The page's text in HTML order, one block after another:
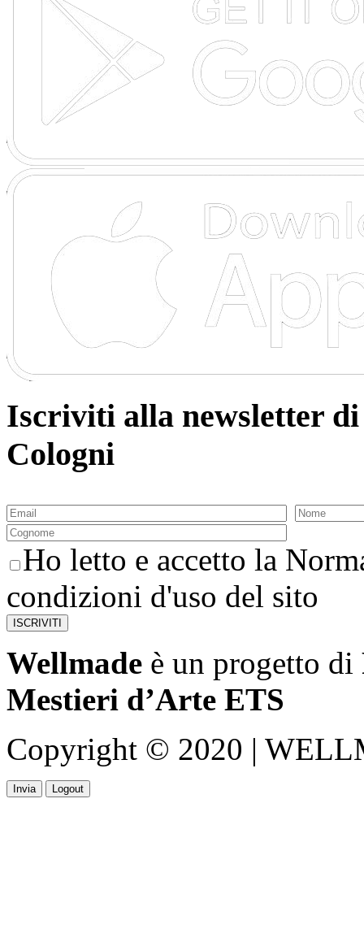
Iscriviti alla newsletter di
Cologni
Ho letto e accetto la
condizioni d'uso del sito
Wellmade è un progetto di
Mestieri d’Arte ETS
Copyright © 2020 |
Invia Logout